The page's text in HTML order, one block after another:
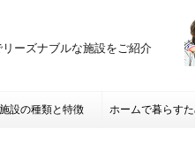
ーズナブルな施設をご紹介
設の種類と特徴 ホームで暮らす